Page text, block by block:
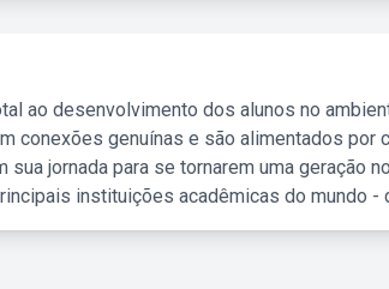
ao desenvolvimento dos alunos no
conexões genuínas e são alimentados por
jornada para se tornarem uma geração
instituições acadêmicas do mundo -